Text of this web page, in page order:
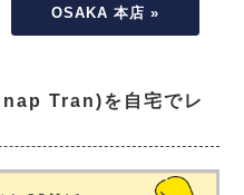
OSAKA 本店 »
Tran)を自宅でレ